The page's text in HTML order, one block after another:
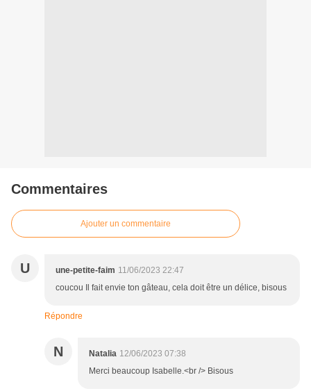
Commentaires
Ajouter un commentaire
U une-petite-faim 11/06/2023 22:47
coucou Il fait envie ton gâteau, cela doit être un délice, bisous
Répondre
N Natalia 12/06/2023 07:38
Merci beaucoup Isabelle.<br /> Bisous